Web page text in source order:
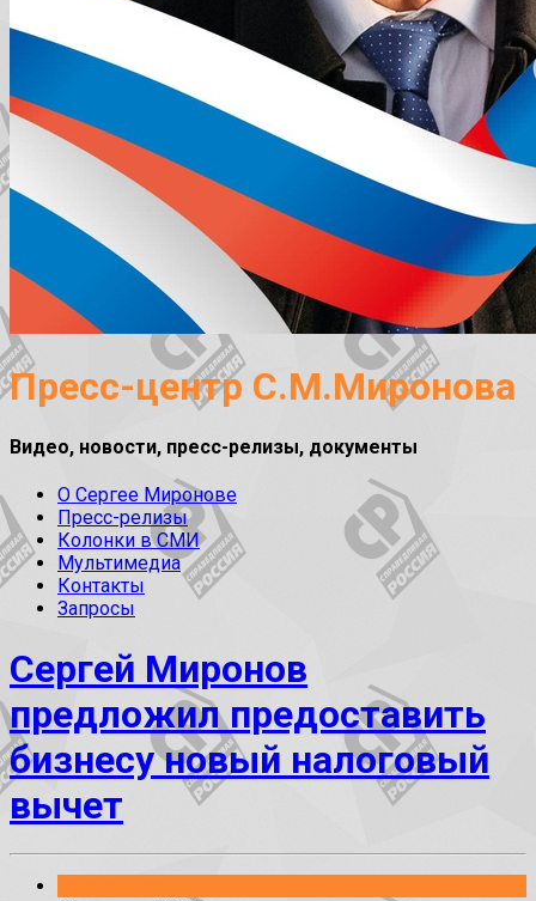
Пресс-центр С.М.Миронова
Видео, новости, пресс-релизы, документы
О Сергее Миронове
Пресс-релизы
Колонки в СМИ
Мультимедиа
Контакты
Запросы
Сергей Миронов
предложил предоставить
бизнесу новый налоговый
вычет